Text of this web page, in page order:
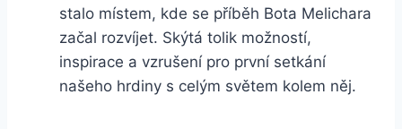
stalo místem, kde se příběh Bota Melichara
začal rozvíjet. Skýtá tolik možností,
inspirace a vzrušení pro první setkání
našeho ‍hrdiny s celým světem kolem něj.